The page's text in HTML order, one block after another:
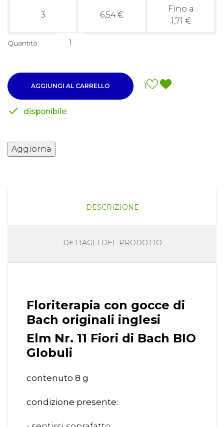
3 6,54 €
Fino a
1,71 €
Quantità
AGGIUNGI AL CARRELLO 1
 disponibile
DESCRIZIONE
DETTAGLI DEL PRODOTTO
Floriterapia con gocce di
Bach originali inglesi
Elm Nr. 11 Fiori di Bach BIO
Globuli
contenuto 8 g
condizione presente: